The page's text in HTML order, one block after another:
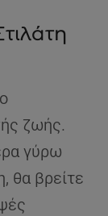
ζωής.
γύρω
θα βρείτε